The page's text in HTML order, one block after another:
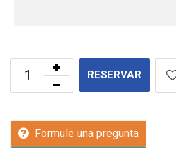
RESERVAR
Formule una pregunta